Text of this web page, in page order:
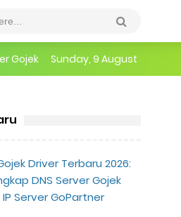
Sunday, 9 August
Driver Terbaru 2026:
DNS Server Gojek
Server GoPartner